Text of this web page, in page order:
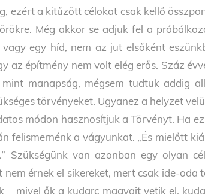
ezért a kitűzött célokat csak kellő
Még akkor se adjuk fel a
vagy egy híd, nem az jut elsőként
az építmény nem volt elég erős. Száz
mint manapság, mégsem tudtuk addig
törvényeket. Ugyanez a helyzet
módon hasznosítjuk a Törvényt. Ha
felismernénk a vágyunkat. „És mielőtt
Szükségünk van azonban egy olyan
nem érnek el sikereket, mert csak ide-
– mivel ők a kudarc magvait vetik el,